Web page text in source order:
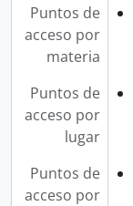
Puntos de
acceso por
materia
Puntos de
acceso por
lugar
Puntos de
acceso por